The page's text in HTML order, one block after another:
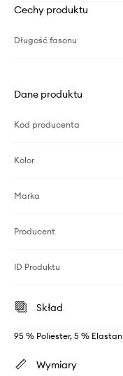
Cechy produktu
Długość fasonu
Dane produktu
Kod producenta
Kolor
Marka
Producent
ID Produktu
Skład
95 % Poliester, 5 % Elastan
Wymiary